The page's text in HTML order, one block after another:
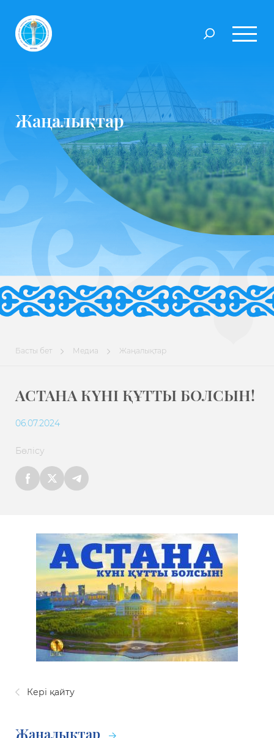
Жаңалықтар
Басты бет Медиа Жаңалықтар
АСТАНА КҮНІ ҚҰТТЫ БОЛСЫН!
06.07.2024
Бөлісу
Кері қайту
Жаңалықтар